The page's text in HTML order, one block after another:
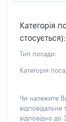
Категорія
стосується):
Тип посади:
Категорія
Чи належите
відповідно до